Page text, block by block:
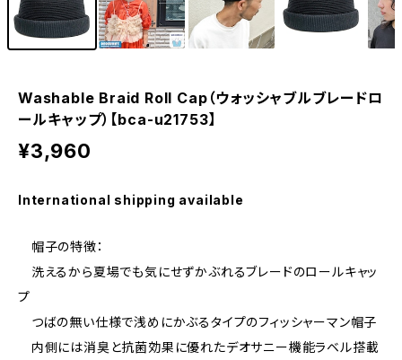
Washable Braid Roll Cap（ウォッシャブルブレードロ
ールキャップ）【bca-u21753】
¥3,960
International shipping available
帽子の特徴：
洗えるから夏場でも気にせずかぶれるブレードのロールキャッ
プ
つばの無い仕様で浅めにかぶるタイプのフィッシャーマン帽子
内側には消臭と抗菌効果に優れたデオサニー機能ラベル搭載